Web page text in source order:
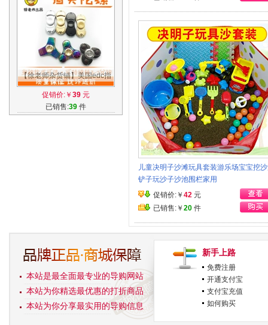
【徐老师杂货铺】美国edc指
尖陀螺 纯铜进口手指螺旋减压
成人玩具
促销价:￥ 39 元
已销售:39 件
儿童决明子沙滩玩具套装游乐场宝宝挖
铲子玩沙子沙池围栏家用
促销价:￥ 42 元
已销售:￥ 20 件
本站是最全面最专业的导购网站
本站为你精选最优惠的打折商品
本站为你分享最实用的导购信息
新手上路
免费注册
开通支付宝
支付宝充值
如何购买